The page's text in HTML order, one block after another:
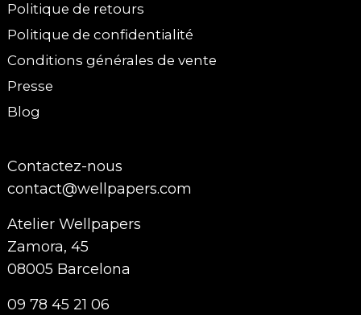
Politique de retours
Politique de confidentialité
Conditions générales de vente
Presse
Blog
Contactez-nous
contact@wellpapers.com
Atelier Wellpapers
Zamora, 45
08005 Barcelona
09 78 45 21 06